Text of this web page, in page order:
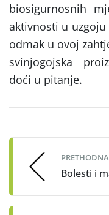
biosigurnosnih
aktivnosti u
odmak u ovoj
svinjogojska
doći u pitanje.
navigation
Bolesti i